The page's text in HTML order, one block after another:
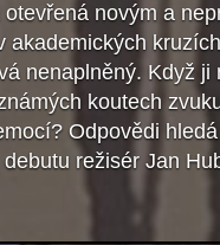
novým a
nenaplněný. Když
koutech
Odpovědi
režisér Jan